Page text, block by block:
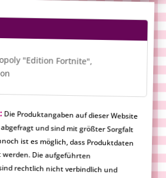
"Edition Fortnite",
Die Produktangaben auf dieser Website
wurden vom Hersteller abgefragt und sind mit größter Sorgfalt
zusammengestellt. Dennoch ist es möglich, dass Produktdaten
nicht korrekt angezeigt werden. Die aufgeführten
Produktinformationen sind rechtlich nicht verbindlich und
Merlinum Magic Candy übernimmt für falsche Angaben keine